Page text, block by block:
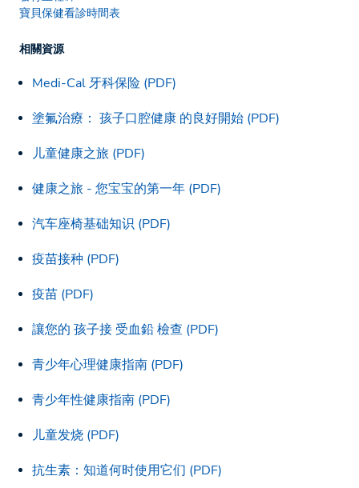
寶貝保健看診時間表
相關資源
Medi-Cal 牙科保险 (PDF)
塗氟治療： 孩子口腔健康 的良好開始 (PDF)
儿童健康之旅 (PDF)
健康之旅 - 您宝宝的第一年 (PDF)
汽车座椅基础知识 (PDF)
疫苗接种 (PDF)
疫苗 (PDF)
讓您的 孩子接 受血鉛 檢查 (PDF)
青少年心理健康指南 (PDF)
青少年性健康指南 (PDF)
儿童发烧 (PDF)
抗生素：知道何时使用它们 (PDF)